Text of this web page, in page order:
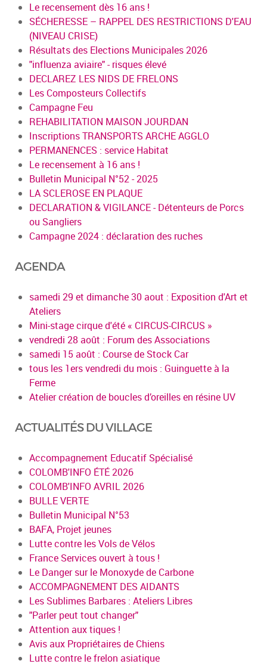
Le recensement dès 16 ans !
SÉCHERESSE – RAPPEL DES RESTRICTIONS D'EAU
(NIVEAU CRISE)
Résultats des Elections Municipales 2026
"influenza aviaire" - risques élevé
DECLAREZ LES NIDS DE FRELONS
Les Composteurs Collectifs
Campagne Feu
REHABILITATION MAISON JOURDAN
Inscriptions TRANSPORTS ARCHE AGGLO
PERMANENCES : service Habitat
Le recensement à 16 ans !
Bulletin Municipal N°52 - 2025
LA SCLEROSE EN PLAQUE
DECLARATION & VIGILANCE - Détenteurs de Porcs
ou Sangliers
Campagne 2024 : déclaration des ruches
AGENDA
samedi 29 et dimanche 30 aout : Exposition d'Art et
Ateliers
Mini-stage cirque d'été « CIRCUS-CIRCUS »
vendredi 28 août : Forum des Associations
samedi 15 août : Course de Stock Car
tous les 1ers vendredi du mois : Guinguette à la
Ferme
Atelier création de boucles d’oreilles en résine UV
ACTUALITÉS DU VILLAGE
Accompagnement Educatif Spécialisé
COLOMB'INFO ÉTÉ 2026
COLOMB'INFO AVRIL 2026
BULLE VERTE
Bulletin Municipal N°53
BAFA, Projet jeunes
Lutte contre les Vols de Vélos
France Services ouvert à tous !
Le Danger sur le Monoxyde de Carbone
ACCOMPAGNEMENT DES AIDANTS
Les Sublimes Barbares : Ateliers Libres
"Parler peut tout changer"
Attention aux tiques !
Avis aux Propriétaires de Chiens
Lutte contre le frelon asiatique